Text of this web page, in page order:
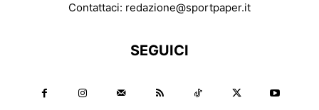
Contattaci: redazione@sportpaper.it
SEGUICI